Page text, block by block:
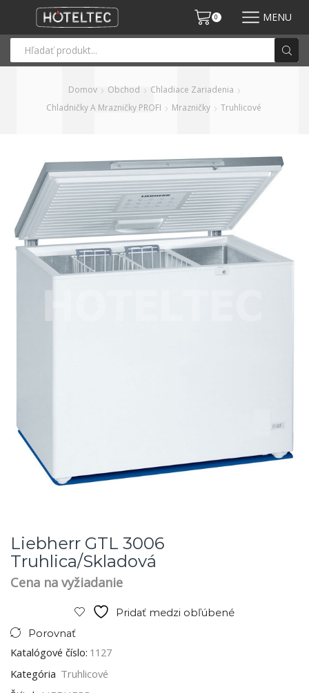
0 MENU
Domov Obchod
Chladiace Zariadenia
Chladničky A Mrazničky PROFI
Mrazničky Truhlicové
Liebherr GTL 3006
Truhlica/skladová
Cena na vyžiadanie
Pridať medzi obľúbené
Porovnať
Katalógové číslo: 1127
Kategória Truhlicové